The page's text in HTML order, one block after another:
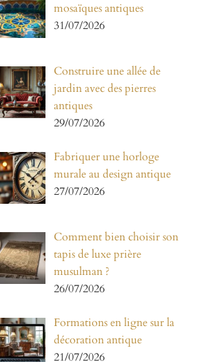
mosaïques antiques
31/07/2026
Construire une allée de
jardin avec des pierres
antiques
29/07/2026
Fabriquer une horloge
murale au design antique
27/07/2026
Comment bien choisir son
tapis de luxe prière
musulman ?
26/07/2026
Formations en ligne sur la
décoration antique
21/07/2026